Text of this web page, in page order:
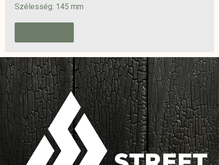
Szélesség: 145 mm